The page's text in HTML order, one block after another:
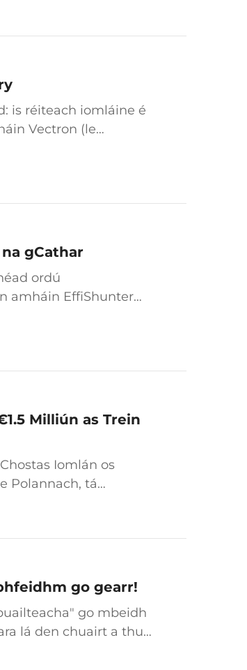
is réiteach iomláine é
Vectron (le
gCathar
ordú
amháin EffiShunter
soláthairte i
go príomha do
aeirphheolaigh
na hóighe.
Milliún as Trein
Iomlán os
Polannach, tá
soláthar 42 tacair
sholáthar...
go gearr!
go mbeidh
lá den chuairt a thug